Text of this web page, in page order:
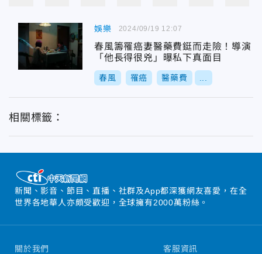
娛樂
春風籌罹癌妻醫藥費鋌而走險！導演
「他長得很兇」曝私下真面目
春風 罹癌 醫藥費
2024/09/19 12:07
相關標籤：
新聞、影音、節目、直播、社群及App都深獲網友喜愛，在全
世界各地華人亦頗受歡迎，全球擁有2000萬粉絲。
關於我們 客服資訊